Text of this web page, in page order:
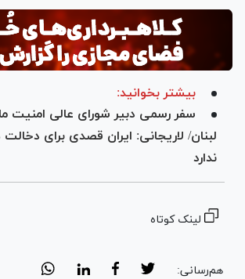
بیشتر بخوانید:
سفر رسمی دبیر شورای عالی امنیت
لبنان/ لاریجانی: ایران قصدی برای دخالت
ندارد
لینک کوتاه
هم‌رسانی: